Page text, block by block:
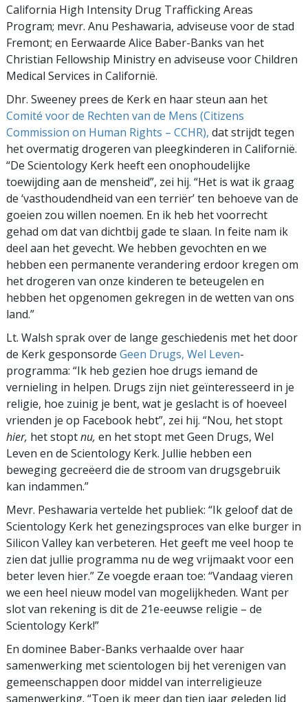
California High Intensity Drug Trafficking Areas
Program; mevr. Anu Peshawaria, adviseuse voor de stad
Fremont; en Eerwaarde Alice Baber-Banks van het
Christian Fellowship Ministry en adviseuse voor Children
Medical Services in Californië.
Dhr. Sweeney prees de Kerk en haar steun aan het
Comité voor de Rechten van de Mens (Citizens
Commission on Human Rights – CCHR), dat strijdt tegen
het overmatig drogeren van pleegkinderen in Californië.
“De Scientology Kerk heeft een onophoudelijke
toewijding aan de mensheid”, zei hij. “Het is wat ik graag
de ‘vasthoudendheid van een terriër’ ten behoeve van de
goeien zou willen noemen. En ik heb het voorrecht
gehad om dat van dichtbij gade te slaan. In feite nam ik
deel aan het gevecht. We hebben gevochten en we
hebben een permanente verandering erdoor kregen om
het drogeren van onze kinderen te beteugelen en
hebben het opgenomen gekregen in de wetten van ons
land.”
Lt. Walsh sprak over de lange geschiedenis met het door
de Kerk gesponsorde Geen Drugs, Wel Leven-
programma: “Ik heb gezien hoe drugs iemand de
vernieling in helpen. Drugs zijn niet geïnteresseerd in je
religie, hoe zuinig je bent, wat je geslacht is of hoeveel
vrienden je op Facebook hebt”, zei hij. “Nou, het stopt
hier, het stoptnu, en het stopt met Geen Drugs, Wel
Leven en de Scientology Kerk. Jullie hebben een
beweging gecreëerd die de stroom van drugsgebruik
kan indammen.”
Mevr. Peshawaria vertelde het publiek: “Ik geloof dat de
Scientology Kerk het genezingsproces van elke burger in
Silicon Valley kan verbeteren. Het geeft me veel hoop te
zien dat jullie programma nu de weg vrijmaakt voor een
beter leven hier.” Ze voegde eraan toe: “Vandaag vieren
we een heel nieuw model van mogelijkheden. Want per
slot van rekening is dit de 21e-eeuwse religie – de
Scientology Kerk!”
En dominee Baber-Banks verhaalde over haar
samenwerking met scientologen bij het verenigen van
gemeenschappen door middel van interreligieuze
samenwerking. “Toen ik meer dan tien jaar geleden lid